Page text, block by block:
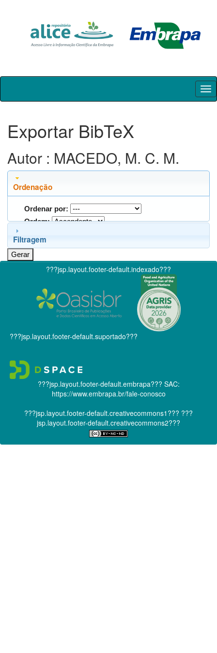
Skip
Exportar BibTeX
Autor : MACEDO, M. C. M.
Ordenação
Ordenar por:
Ordem:
Filtragem
???jsp.layout.footer-default.indexado???
???jsp.layout.footer-default.suportado???
???jsp.layout.footer-default.embrapa??? SAC:
https://www.embrapa.br/fale-conosco
???jsp.layout.footer-default.creativecommons1??? ???
jsp.layout.footer-default.creativecommons2???